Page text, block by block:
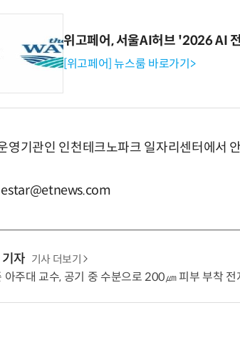
위고페어, 서울AI허브 '2026 AI
[위고페어] 뉴스룸 바로가기>
영기관인 인천테크노파크 일자리센터에서
estar@etnews.com
자 기사 더보기
아주대 교수, 공기 중 수분으로 200㎛ 피부 부착 전